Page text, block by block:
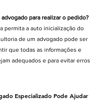
para realizar o pedido?
permita a auto inicialização do
de um advogado pode ser
que todas as informações e
adequados e para evitar erros
Especializado Pode Ajudar